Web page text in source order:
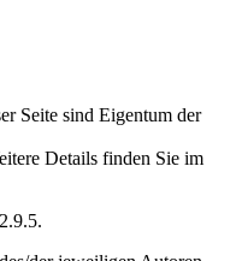
Seite sind Eigentum der
Details finden Sie im